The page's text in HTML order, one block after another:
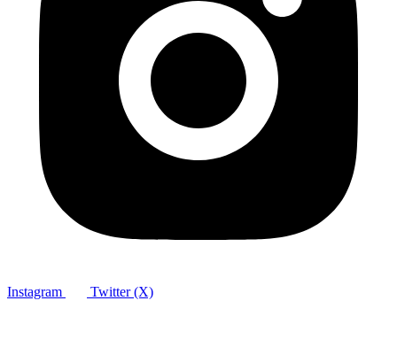
Instagram Twitter (X)